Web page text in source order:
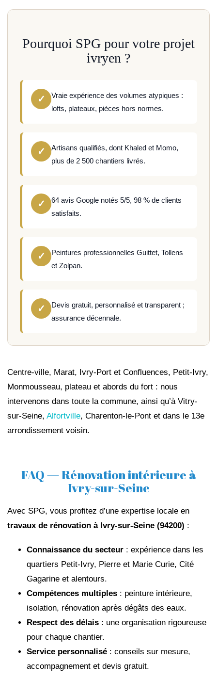
Pourquoi SPG pour votre projet
ivryen ?
✓
Vraie expérience des volumes atypiques :
lofts, plateaux, pièces hors normes.
✓
Artisans qualifiés, dont Khaled et Momo,
plus de 2 500 chantiers livrés.
✓
64 avis Google notés 5/5, 98 % de clients
satisfaits.
✓
Peintures professionnelles Guittet, Tollens
et Zolpan.
✓
Devis gratuit, personnalisé et transparent ;
assurance décennale.
Centre-ville, Marat, Ivry-Port et Confluences, Petit-Ivry,
Monmousseau, plateau et abords du fort : nous
intervenons dans toute la commune, ainsi qu’à Vitry-
sur-Seine, Alfortville, Charenton-le-Pont et dans le 13e
arrondissement voisin.
FAQ — Rénovation intérieure à
Ivry-sur-Seine
Avec SPG, vous profitez d’une expertise locale en
travaux de rénovation à Ivry-sur-Seine (94200) :
Connaissance du secteur : expérience dans les
quartiers Petit-Ivry, Pierre et Marie Curie, Cité
Gagarine et alentours.
Compétences multiples : peinture intérieure,
isolation, rénovation après dégâts des eaux.
Respect des délais : une organisation rigoureuse
pour chaque chantier.
Service personnalisé : conseils sur mesure,
accompagnement et devis gratuit.